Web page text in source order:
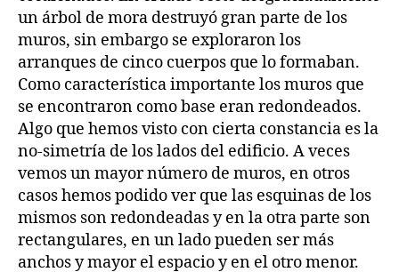
un árbol de mora destruyó gran parte de los
muros, sin embargo se exploraron los
arranques de cinco cuerpos que lo formaban.
Como característica importante los muros que
se encontraron como base eran redondeados.
Algo que hemos visto con cierta constancia es la
no-simetría de los lados del edificio. A veces
vemos un mayor número de muros, en otros
casos hemos podido ver que las esquinas de los
mismos son redondeadas y en la otra parte son
rectangulares, en un lado pueden ser más
anchos y mayor el espacio y en el otro menor.